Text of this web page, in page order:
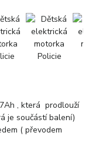
, která prodlouží
je součástí balení)
( převodem